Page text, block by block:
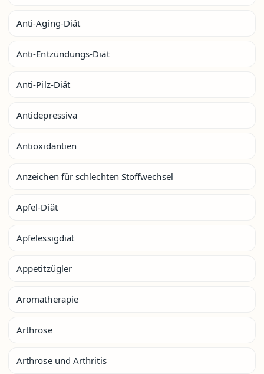
Anti-Aging-Diät
Anti-Entzündungs-Diät
Anti-Pilz-Diät
Antidepressiva
Antioxidantien
Anzeichen für schlechten Stoffwechsel
Apfel-Diät
Apfelessigdiät
Appetitzügler
Aromatherapie
Arthrose
Arthrose und Arthritis